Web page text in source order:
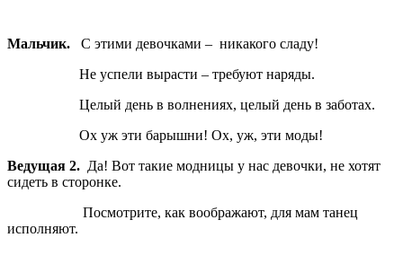
Мальчик. С этими девочками – никакого сладу!
Не успели вырасти – требуют наряды.
Целый день в волнениях, целый день в заботах.
Ох уж эти барышни! Ох, уж, эти моды!
Ведущая 2. Да! Вот такие модницы у нас девочки, не хотят
сидеть в сторонке.
Посмотрите, как воображают, для мам танец
исполняют.